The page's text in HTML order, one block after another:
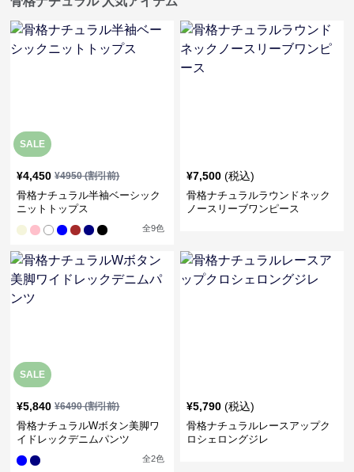
SALE
¥4,450 ¥4950(割引前)
骨格ナチュラル半袖ベーシック
ニットトップス
全9色
¥7,500 (税込)
骨格ナチュラルラウンドネック
ノースリーブワンピース
SALE
¥5,840 ¥6490(割引前)
骨格ナチュラルWボタン美脚ワ
イドレックデニムパンツ
全2色
¥5,790 (税込)
骨格ナチュラルレースアップク
ロシェロングジレ